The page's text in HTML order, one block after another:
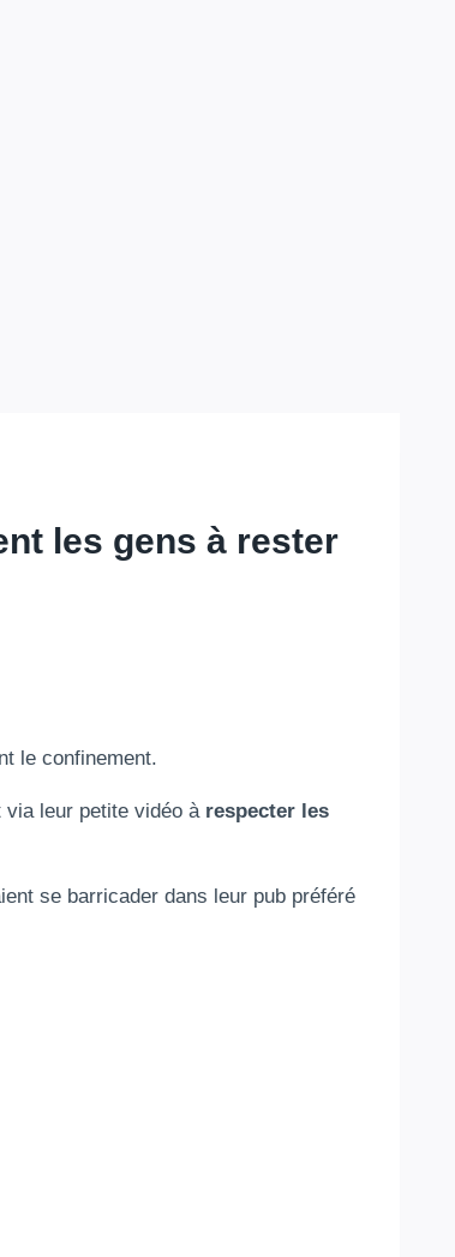
les gens à rester
le confinement.
via leur petite vidéo àrespecter les
se barricader dans leur pub préféré